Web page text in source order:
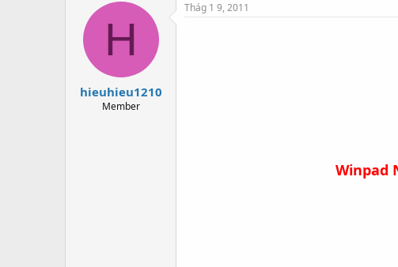
t
d
e
H
hieuhieu1210
Member
Thág 1 9, 2011
Winpad